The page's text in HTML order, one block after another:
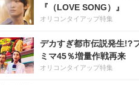
『（LOVE SONG）』
オリコンタイアップ特集
デカすぎ都市伝説発生!?
ミマ45％増量作戦再来
オリコンタイアップ特集